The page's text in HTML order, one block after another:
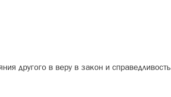
другого в веру в закон и справедливость